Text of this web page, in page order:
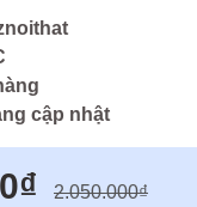
cập nhật
2.050.000₫